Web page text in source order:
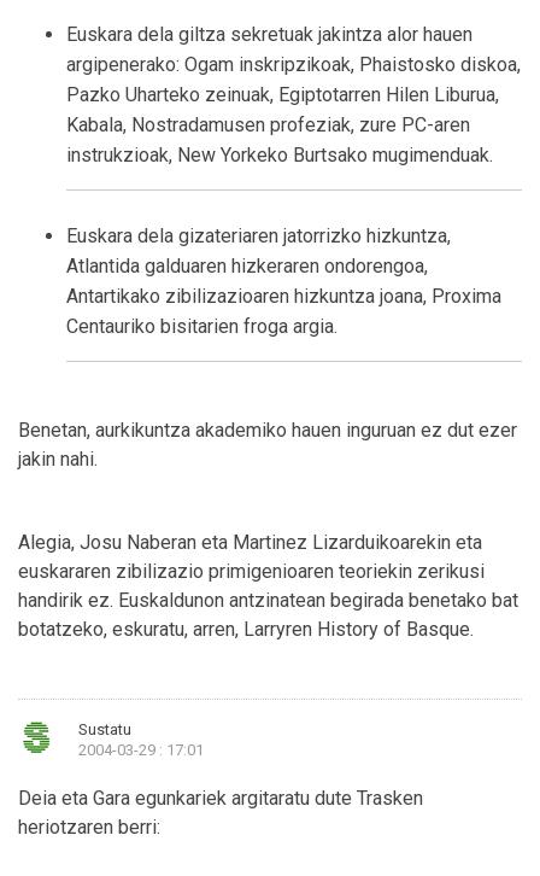
Euskara dela giltza sekretuak jakintza alor hauen
argipenerako: Ogam inskripzikoak, Phaistosko diskoa,
Pazko Uharteko zeinuak, Egiptotarren Hilen Liburua,
Kabala, Nostradamusen profeziak, zure PC-aren
instrukzioak, New Yorkeko Burtsako mugimenduak.
Euskara dela gizateriaren jatorrizko hizkuntza,
Atlantida galduaren hizkeraren ondorengoa,
Antartikako zibilizazioaren hizkuntza joana, Proxima
Centauriko bisitarien froga argia.
Benetan, aurkikuntza akademiko hauen inguruan ez dut ezer
jakin nahi.
Alegia, Josu Naberan eta Martinez Lizarduikoarekin eta
euskararen zibilizazio primigenioaren teoriekin zerikusi
handirik ez. Euskaldunon antzinatean begirada benetako bat
botatzeko, eskuratu, arren, Larryren History of Basque.
Sustatu
2004-03-29 : 17:01
Deia eta Gara egunkariek argitaratu dute Trasken
heriotzaren berri: